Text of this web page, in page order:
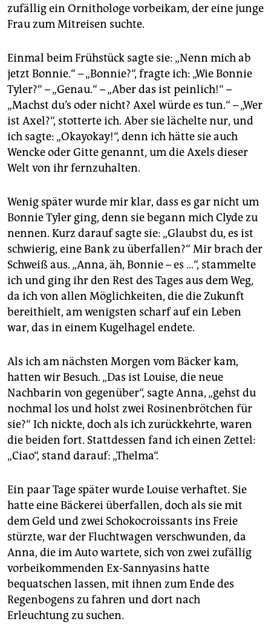
zufällig ein Ornithologe vorbeikam, der eine junge
Frau zum Mitreisen suchte.
Einmal beim Frühstück sagte sie: „Nenn mich ab
jetzt Bonnie.“ – „Bonnie?“, fragte ich: „Wie Bonnie
Tyler?“ – „Genau.“ – „Aber das ist peinlich!“ –
„Machst du’s oder nicht? Axel würde es tun.“ – „Wer
ist Axel?“, stotterte ich. Aber sie lächelte nur, und
ich sagte: „Okayokay!“, denn ich hätte sie auch
Wencke oder Gitte genannt, um die Axels dieser
Welt von ihr fernzuhalten.
Wenig später wurde mir klar, dass es gar nicht um
Bonnie Tyler ging, denn sie begann mich Clyde zu
nennen. Kurz darauf sagte sie: „Glaubst du, es ist
schwierig, eine Bank zu überfallen?“ Mir brach der
Schweiß aus. „Anna, äh, Bonnie – es …“, stammelte
ich und ging ihr den Rest des Tages aus dem Weg,
da ich von allen Möglichkeiten, die die Zukunft
bereithielt, am wenigsten scharf auf ein Leben
war, das in einem Kugelhagel endete.
Als ich am nächsten Morgen vom Bäcker kam,
hatten wir Besuch. „Das ist Louise, die neue
Nachbarin von gegenüber“, sagte Anna, „gehst du
nochmal los und holst zwei Rosinenbrötchen für
sie?“ Ich nickte, doch als ich zurückkehrte, waren
die beiden fort. Stattdessen fand ich einen Zettel:
„Ciao“, stand darauf: „Thelma“.
Ein paar Tage später wurde Louise verhaftet. Sie
hatte eine Bäckerei überfallen, doch als sie mit
dem Geld und zwei Schokocroissants ins Freie
stürzte, war der Fluchtwagen verschwunden, da
Anna, die im Auto wartete, sich von zwei zufällig
vorbeikommenden Ex-Sannyasins hatte
bequatschen lassen, mit ihnen zum Ende des
Regenbogens zu fahren und dort nach
Erleuchtung zu suchen.